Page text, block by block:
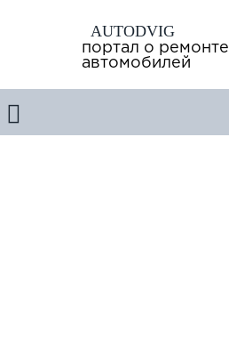
AUTODVIG
портал о ремонте
автомобилей